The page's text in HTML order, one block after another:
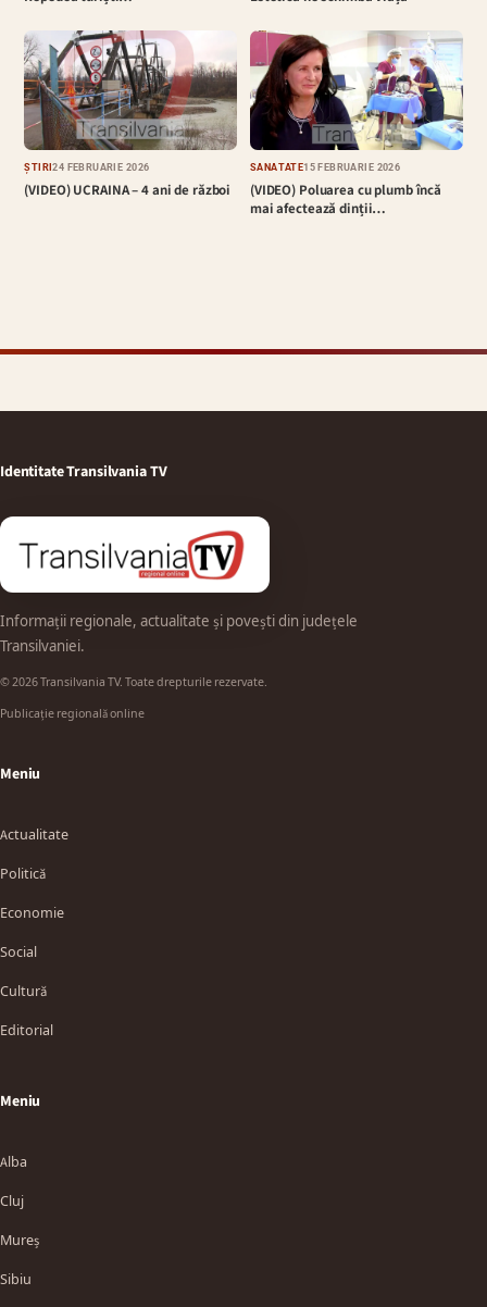
ȘTIRI24 FEBRUARIE 2026
(VIDEO) UCRAINA – 4 ani de război
SĂNĂTATE15 FEBRUARIE 2026
(VIDEO) Poluarea cu plumb încă
mai afectează dinții…
Identitate Transilvania TV
Informații regionale, actualitate și povești din județele
Transilvaniei.
© 2026 Transilvania TV. Toate drepturile rezervate.
Publicație regională online
Meniu
Actualitate
Politică
Economie
Social
Cultură
Editorial
Meniu
Alba
Cluj
Mureș
Sibiu